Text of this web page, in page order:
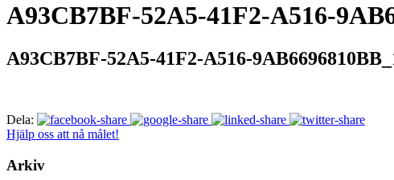
A93CB7BF-52A5-41F2-A516-
A93CB7BF-52A5-41F2-A516-
Dela:
Hjälp oss att nå målet!
Arkiv